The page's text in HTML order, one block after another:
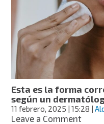
hoyo
del
oculta
que
casi
nadie
Esta es la forma
según un
11 febrero, 2025 | 15:28 |
Leave a Commenton